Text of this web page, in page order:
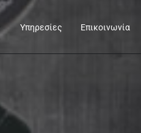
Υπηρεσίες Επικοινωνία